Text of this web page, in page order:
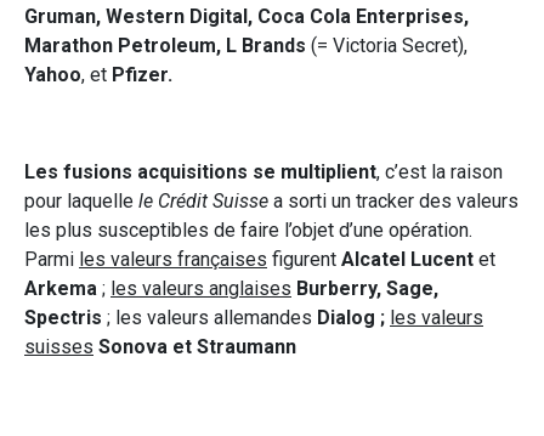
Gruman, Western Digital, Coca Cola Enterprises,
Marathon Petroleum, L Brands (= Victoria Secret),
Yahoo, et Pfizer.
Les fusions acquisitions se multiplient, c’est la raison
pour laquelle le Crédit Suisse a sorti un tracker des valeurs
les plus susceptibles de faire l’objet d’une opération.
Parmi les valeurs françaises figurent Alcatel Lucent et
Arkema ; les valeurs anglaises Burberry, Sage,
Spectris ; les valeurs allemandes Dialog ; les valeurs
suisses Sonova et Straumann